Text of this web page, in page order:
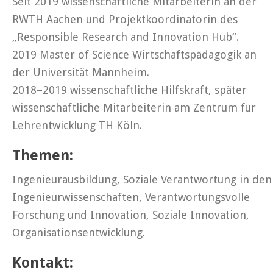
RWTH Aachen und Projektkoordinatorin des
„Responsible Research and Innovation Hub“.
2019 Master of Science Wirtschaftspädagogik an
der Universität Mannheim.
2018–2019 wissenschaftliche Hilfskraft, später
wissenschaftliche Mitarbeiterin am Zentrum für
Lehrentwicklung TH Köln.
Themen:
Ingenieurausbildung, Soziale Verantwortung in den
Ingenieurwissenschaften, Verantwortungsvolle
Forschung und Innovation, Soziale Innovation,
Organisationsentwicklung.
Kontakt: